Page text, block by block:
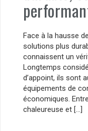
Face à la hausse
solutions plus
connaissent un
Longtemps
d’appoint, ils sont
équipements de
économiques.
chaleureuse et […]